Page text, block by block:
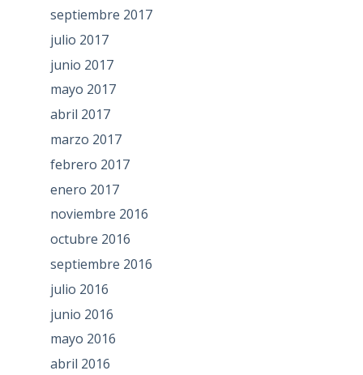
septiembre 2017
julio 2017
junio 2017
mayo 2017
abril 2017
marzo 2017
febrero 2017
enero 2017
noviembre 2016
octubre 2016
septiembre 2016
julio 2016
junio 2016
mayo 2016
abril 2016